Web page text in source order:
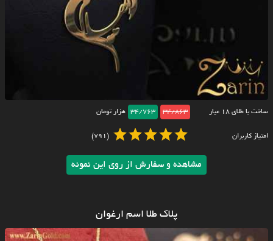
ساخت با طلای ۱۸ عیار 34/863
34/763 هزار تومان
امتیاز کاربران (791)
مشاهده و سفارش از روی این نمونه
پلاک طلا اسم ارغوان